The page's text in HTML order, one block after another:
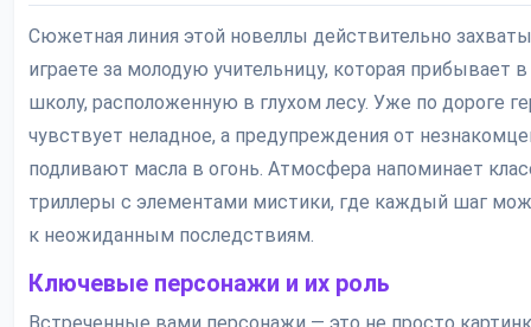
Сюжетная линия этой новеллы действительно
играете за молодую учительницу, которая прибывает
школу, расположенную в глухом лесу. Уже по дороге
чувствует неладное, а предупреждения от
подливают масла в огонь. Атмосфера напоминает
триллеры с элементами мистики, где каждый шаг
к неожиданным последствиям.
Ключевые персонажи и их роль